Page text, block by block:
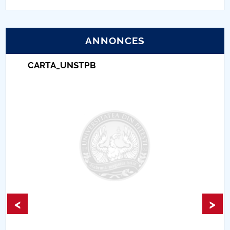
Proiect (PRIM STUD)
Proiect SU-ETIC
Université pour la communauté
Comisie de etica unversitară
Evenimente CUP
ANNONCES
CARTA_UNSTPB
< >